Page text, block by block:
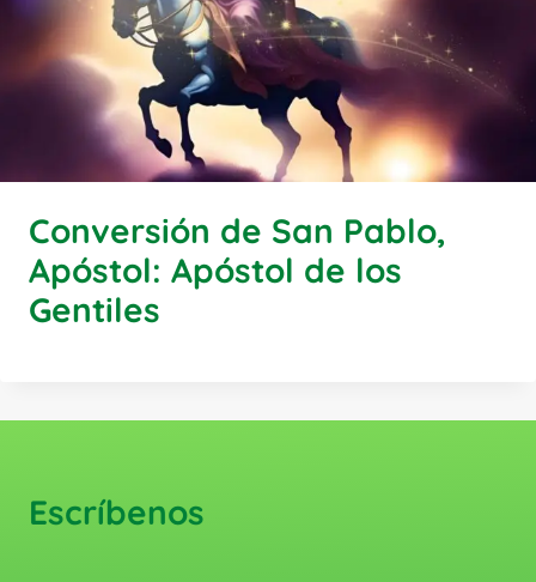
Conversión de San Pablo,
Apóstol: Apóstol de los
Gentiles
Escríbenos